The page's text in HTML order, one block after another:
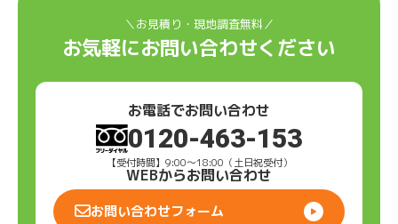
＼お見積り・現地調査無料／
お気軽にお問い合わせください
お電話でお問い合わせ
0120-463-153
【受付時間】9:00〜18:00（土日祝受付）
WEBからお問い合わせ
お問い合わせフォーム